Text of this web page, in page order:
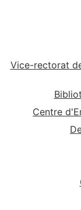
Vice-rectorat
Centre